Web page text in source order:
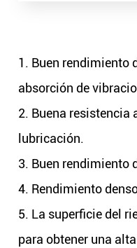
1. Buen rendimiento
absorción de
2. Buena resistencia
lubricación.
3. Buen rendimiento
4. Rendimiento
5. La superficie del
para obtener una